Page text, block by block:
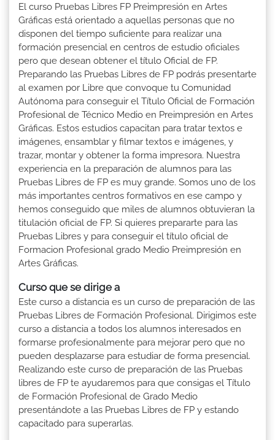
El curso Pruebas Libres FP Preimpresión en Artes
Gráficas está orientado a aquellas personas que no
disponen del tiempo suficiente para realizar una
formación presencial en centros de estudio oficiales
pero que desean obtener el título Oficial de FP.
Preparando las Pruebas Libres de FP podrás presentarte
al examen por Libre que convoque tu Comunidad
Autónoma para conseguir el Título Oficial de Formación
Profesional de Técnico Medio en Preimpresión en Artes
Gráficas. Estos estudios capacitan para tratar textos e
imágenes, ensamblar y filmar textos e imágenes, y
trazar, montar y obtener la forma impresora. Nuestra
experiencia en la preparación de alumnos para las
Pruebas Libres de FP es muy grande. Somos uno de los
más importantes centros formativos en ese campo y
hemos conseguido que miles de alumnos obtuvieran la
titulación oficial de FP. Si quieres prepararte para las
Pruebas Libres y para conseguir el título oficial de
Formacion Profesional grado Medio Preimpresión en
Artes Gráficas.
Curso que se dirige a
Este curso a distancia es un curso de preparación de las
Pruebas Libres de Formación Profesional. Dirigimos este
curso a distancia a todos los alumnos interesados en
formarse profesionalmente para mejorar pero que no
pueden desplazarse para estudiar de forma presencial.
Realizando este curso de preparación de las Pruebas
libres de FP te ayudaremos para que consigas el Título
de Formación Profesional de Grado Medio
presentándote a las Pruebas Libres de FP y estando
capacitado para superarlas.